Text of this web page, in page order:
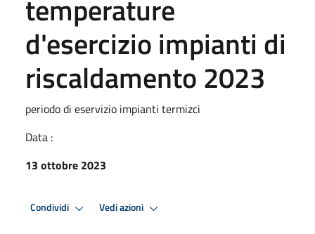
temperature
d'esercizio impianti di
riscaldamento 2023
periodo di eservizio impianti termizci
Data :
13 ottobre 2023
Condividi Vedi azioni